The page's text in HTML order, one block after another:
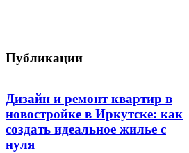
Публикации
Дизайн и ремонт квартир в
новостройке в Иркутске: как
создать идеальное жилье с
нуля